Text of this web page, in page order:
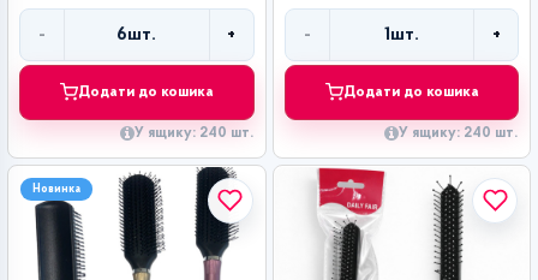
- 6шт. +
Додати до кошика
У ящику: 240 шт.
- 1шт. +
Додати до кошика
У ящику: 240 шт.
Новинка